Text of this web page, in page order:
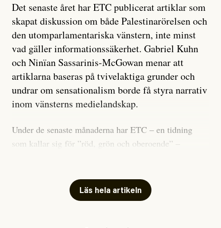
Det senaste året har ETC publicerat artiklar som
skapat diskussion om både Palestinarörelsen och
den utomparlamentariska vänstern, inte minst
vad gäller informationssäkerhet. Gabriel Kuhn
och Ninïan Sassarinis-McGowan menar att
artiklarna baseras på tvivelaktiga grunder och
undrar om sensationalism borde få styra narrativ
inom vänsterns medielandskap.
Under de senaste månaderna har ETC – en tidning
som kallar sig för ”röd, grön och oberoende” –
skriver för? Vad betyder det att vara en ”röd, grön och
oberoende” tidning? Och vad är egentligen bra
Läs hela artikeln